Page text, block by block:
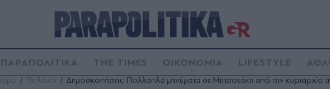
ΠΑΡΑΠΟΛΙΤΙΚΑ THE TIMES ΟΙΚΟΝΟΜΙΑ LIFESTYLE
Πολιτική Δημοσκοπήσεις: Πολλαπλά μηνύματα σε Μητσοτάκη από την κυριαρχία